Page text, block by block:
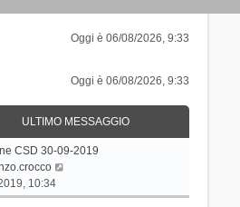
Oggi è 06/08/2026, 9:33
Oggi è 06/08/2026, 9:33
ULTIMO MESSAGGIO
CSD 30-09-2019
d
10:34